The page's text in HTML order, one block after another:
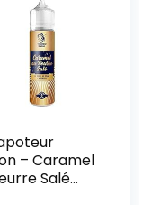
– Caramel
Salé